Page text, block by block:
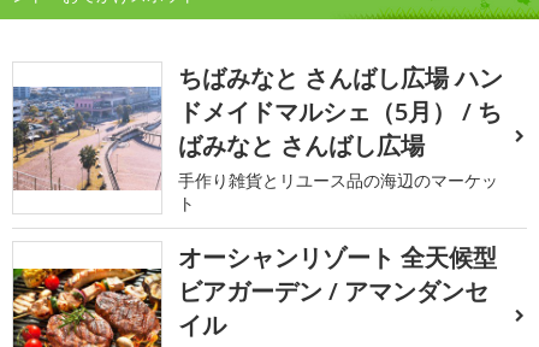
ちばみなと さんばし広場 ハン
ドメイドマルシェ（5月） / ち
ばみなと さんばし広場
手作り雑貨とリユース品の海辺のマーケッ
ト
オーシャンリゾート 全天候型
ビアガーデン / アマンダンセ
イル